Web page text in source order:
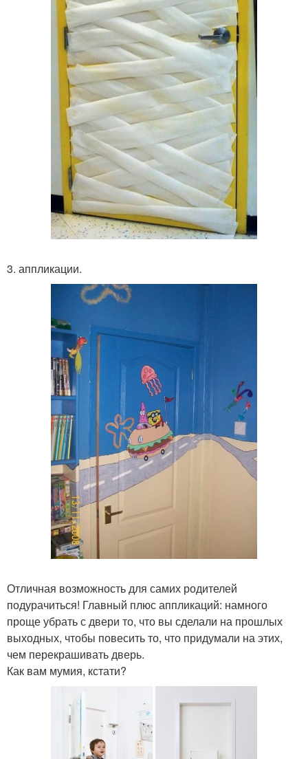
3. аппликации.
Отличная возможность для самих родителей
подурачиться! Главный плюс аппликаций: намного
проще убрать с двери то, что вы сделали на прошлых
выходных, чтобы повесить то, что придумали на этих,
чем перекрашивать дверь.
Как вам мумия, кстати?